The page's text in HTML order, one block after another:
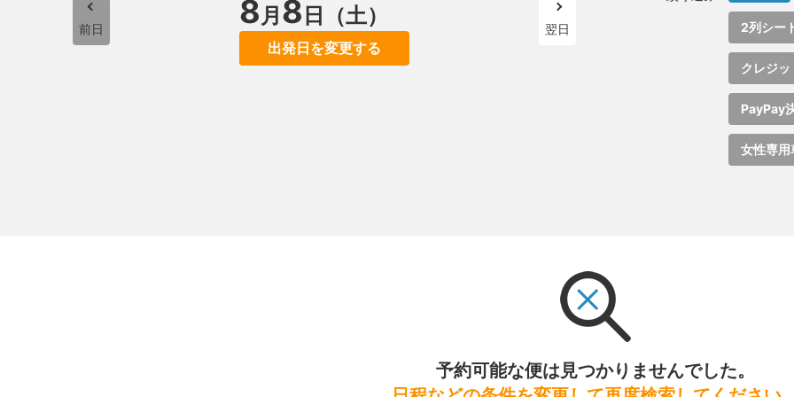
前日 8月 8 日（土）
出発日を変更する
翌日 2列シー
クレジ
PayPay
女性専用
予約可能な便は見つかりませんでした。